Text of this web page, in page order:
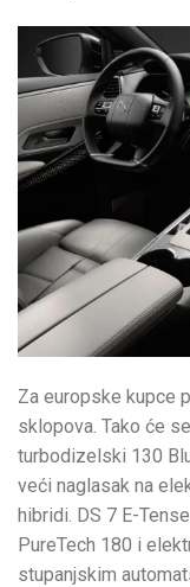
Za europske kupce
sklopova. Tako će
turbodizelski 130
veći naglasak na
hibridi. DS 7 E-
PureTech 180 i
stupanjskim